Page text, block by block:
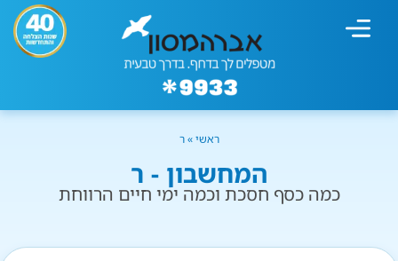
ראשי»ר
המחשבון - ר
כמה כסף חסכת וכמה ימי חיים הרווחת